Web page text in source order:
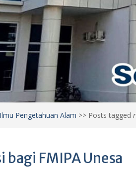
Pengetahuan Alam >> Posts tagged
bagi FMIPA Unesa